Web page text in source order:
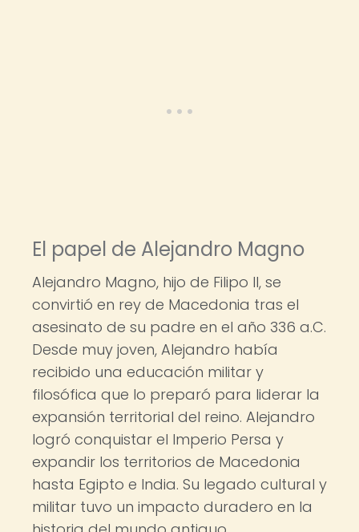
El papel de Alejandro Magno
Alejandro Magno, hijo de Filipo II, se
convirtió en rey de Macedonia tras el
asesinato de su padre en el año 336 a.C.
Desde muy joven, Alejandro había
recibido una educación militar y
filosófica que lo preparó para liderar la
expansión territorial del reino. Alejandro
logró conquistar el Imperio Persa y
expandir los territorios de Macedonia
hasta Egipto e India. Su legado cultural y
militar tuvo un impacto duradero en la